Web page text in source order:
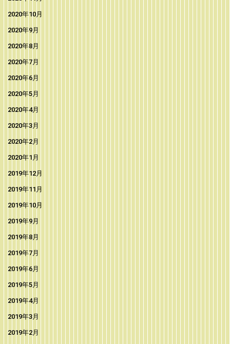
2020年10月
2020年9月
2020年8月
2020年7月
2020年6月
2020年5月
2020年4月
2020年3月
2020年2月
2020年1月
2019年12月
2019年11月
2019年10月
2019年9月
2019年8月
2019年7月
2019年6月
2019年5月
2019年4月
2019年3月
2019年2月